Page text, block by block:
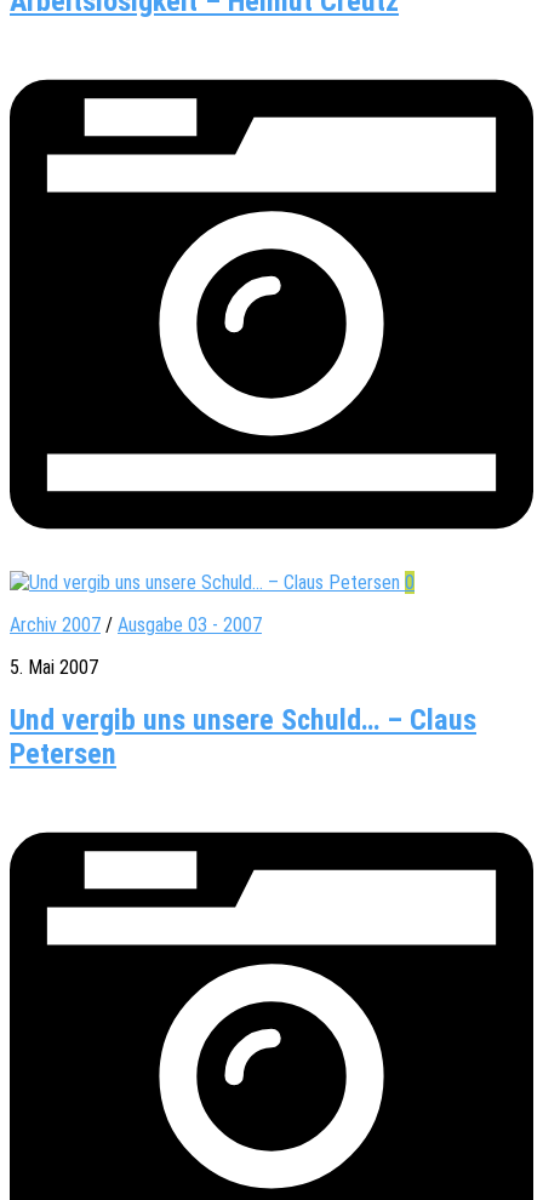
0
Archiv 2007 / Ausgabe 03 - 2007
5. Mai 2007
Und vergib uns unsere Schuld… – Claus
Petersen